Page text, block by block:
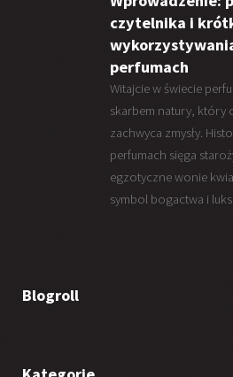
czytelnika i
perfumach
Witajcie w świecie
skarbem natury, który
zachwyca zmysły.
perfumach sięga
egzotyczne wonie
symbol bogactwa i
Blogroll